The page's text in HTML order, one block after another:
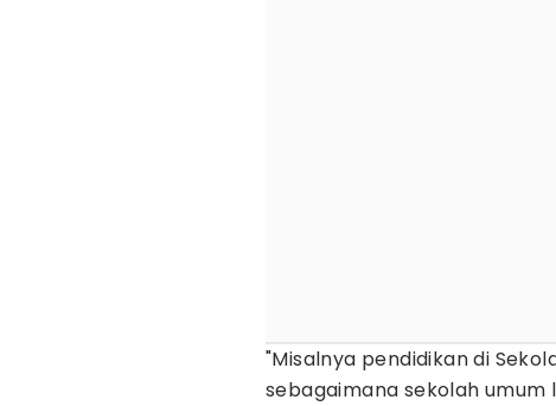
"Misalnya pendidikan di
sebagaimana sekolah umum